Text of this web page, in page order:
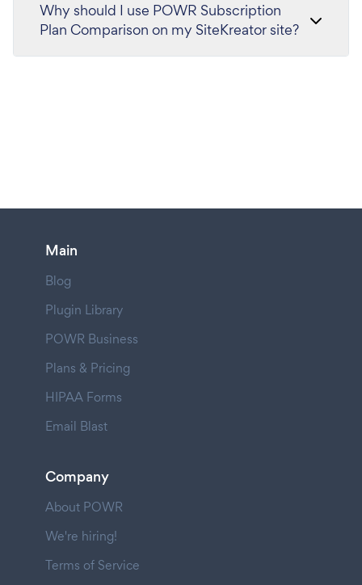
Why should I use POWR Subscription
Plan Comparison on my SiteKreator site?
Main
Blog
Plugin Library
POWR Business
Plans & Pricing
HIPAA Forms
Email Blast
Company
About POWR
We're hiring!
Terms of Service